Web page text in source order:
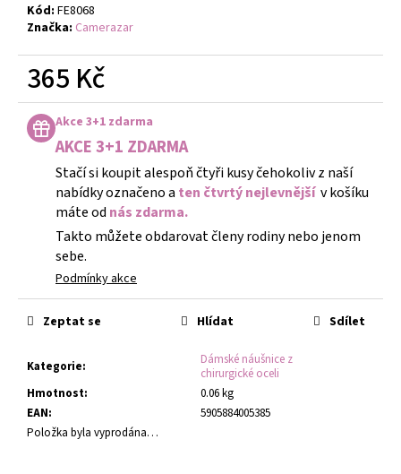
Kód: FE8068
Značka: Camerazar
365 Kč
Měrná
cena:Akce 3+1 zdarma
AKCE 3+1 ZDARMA
Stačí si koupit alespoň čtyři kusy čehokoliv z naší
nabídky označeno a ten čtvrtý nejlevnější v košíku
máte od nás zdarma.
Takto můžete obdarovat členy rodiny nebo jenom
sebe.
Podmínky akce
Kategorie:
Dámské náušnice z
chirurgické oceli
Hmotnost:
0.06 kg
EAN:
5905884005385
Položka byla vyprodána…
Zeptat se Hlídat Sdílet
299
Kč